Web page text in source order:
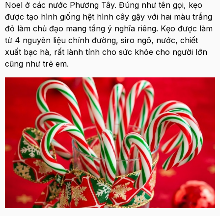
Noel ở các nước Phương Tây. Đúng như tên gọi, kẹo
được tạo hình giống hệt hình cây gậy với hai màu trắng
đỏ làm chủ đạo mang tầng ý nghĩa riêng. Kẹo được làm
từ 4 nguyên liệu chính đường, siro ngô, nước, chiết
xuất bạc hà, rất lành tính cho sức khỏe cho người lớn
cũng như trẻ em.